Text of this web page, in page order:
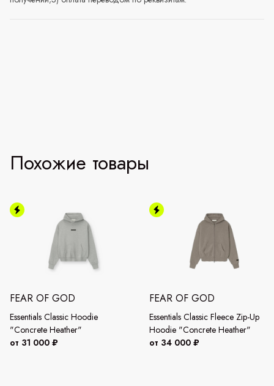
Похожие товары
FEAR OF GOD
Essentials Classic Hoodie
"Concrete Heather"
от 31 000 ₽
FEAR OF GOD
Essentials Classic Fleece Zip-Up
Hoodie "Concrete Heather"
от 34 000 ₽